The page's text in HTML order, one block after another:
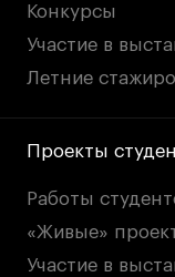
Конкурсы
Участие в
Летние
Проекты
Работы
«Живые»
Участие в